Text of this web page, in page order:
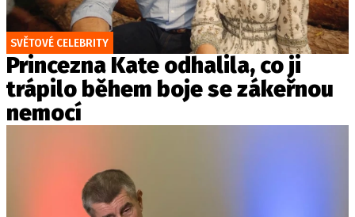
SVĚTOVÉ CELEBRITY
Princezna Kate odhalila, co ji
trápilo během boje se zákeřnou
nemocí